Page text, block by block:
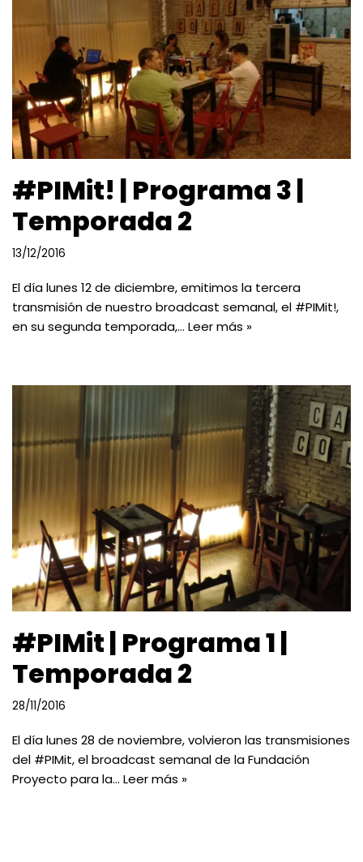
#PIMit! | Programa 3 |
Temporada 2
13/12/2016
El día lunes 12 de diciembre, emitimos la tercera
transmisión de nuestro broadcast semanal, el #PIMit!,
en su segunda temporada,… Leer más »
#PIMit | Programa 1 |
Temporada 2
28/11/2016
El día lunes 28 de noviembre, volvieron las transmisiones
del #PIMit, el broadcast semanal de la Fundación
Proyecto para la… Leer más »